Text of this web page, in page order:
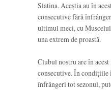
Slatina. Aceștia au în
consecutive fără
ultimul meci, cu
una extrem de proastă.
Clubul nostru are în
consecutive. În condițiile
înfrângeri tot sezonul,